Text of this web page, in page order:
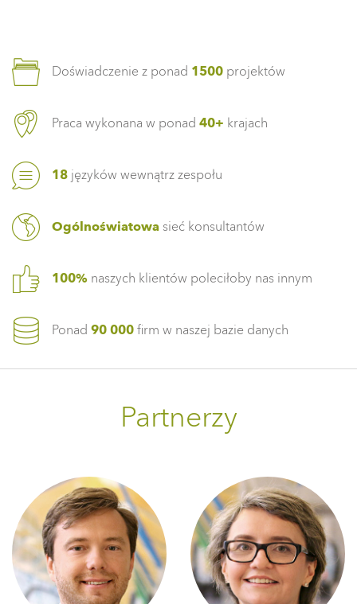
Doświadczenie z ponad 1500 projektów
Praca wykonana w ponad 40+ krajach
18 języków wewnątrz zespołu
Ogólnoświatowa sieć konsultantów
100% naszych klientów poleciłoby nas innym
Ponad 90 000 firm w naszej bazie danych
Partnerzy